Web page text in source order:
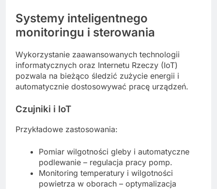
Systemy inteligentnego
monitoringu i sterowania
Wykorzystanie zaawansowanych technologii
informatycznych oraz Internetu Rzeczy (IoT)
pozwala na bieżąco śledzić zużycie energii i
automatycznie dostosowywać pracę urządzeń.
Czujniki i IoT
Przykładowe zastosowania:
Pomiar wilgotności gleby i automatyczne
podlewanie – regulacja pracy pomp.
Monitoring temperatury i wilgotności
powietrza w oborach – optymalizacja